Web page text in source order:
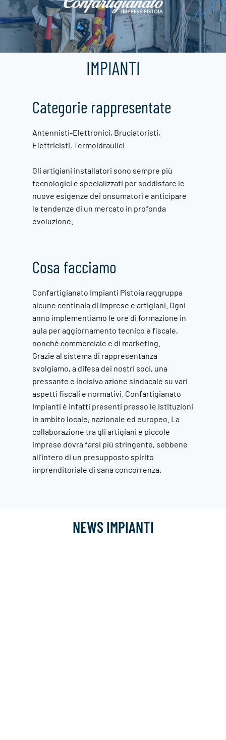
IMPIANTI
Categorie rappresentate
Antennisti-Elettronici, Bruciatoristi,
Elettricisti, Termoidraulici
Gli artigiani installatori sono sempre più
tecnologici e specializzati per soddisfare le
nuove esigenze dei onsumatori e anticipare
le tendenze di un mercato in profonda
evoluzione.
Cosa facciamo
Confartigianato Impianti Pistoia raggruppa
alcune centinaia di imprese e artigiani. Ogni
anno implementiamo le ore di formazione in
aula per aggiornamento tecnico e fiscale,
nonché commerciale e di marketing.
Grazie al sistema di rappresentanza
svolgiamo, a difesa dei nostri soci, una
pressante e incisiva azione sindacale su vari
aspetti fiscali e normativi. Confartigianato
Impianti è infatti presenti presso le Istituzioni
in ambito locale, nazionale ed europeo. La
collaborazione tra gli artigiani e piccole
imprese dovrà farsi più stringente, sebbene
all’intero di un presupposto spirito
imprenditoriale di sana concorrenza.
NEWS IMPIANTI